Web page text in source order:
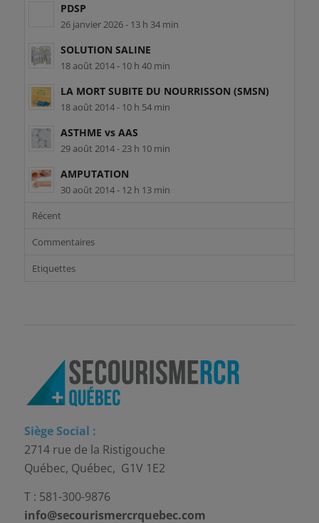
PDSP
26 janvier 2026 - 13 h 34 min
SOLUTION SALINE
18 août 2014 - 10 h 40 min
LA MORT SUBITE DU NOURRISSON (SMSN)
18 août 2014 - 10 h 54 min
ASTHME vs AAS
29 août 2014 - 23 h 10 min
AMPUTATION
30 août 2014 - 12 h 13 min
Récent
Commentaires
Etiquettes
Siège Social :
2714 rue de la Ristigouche
Québec, Québec, G1V 1E2
T : 581-300-9876
info@secourismercrquebec.com